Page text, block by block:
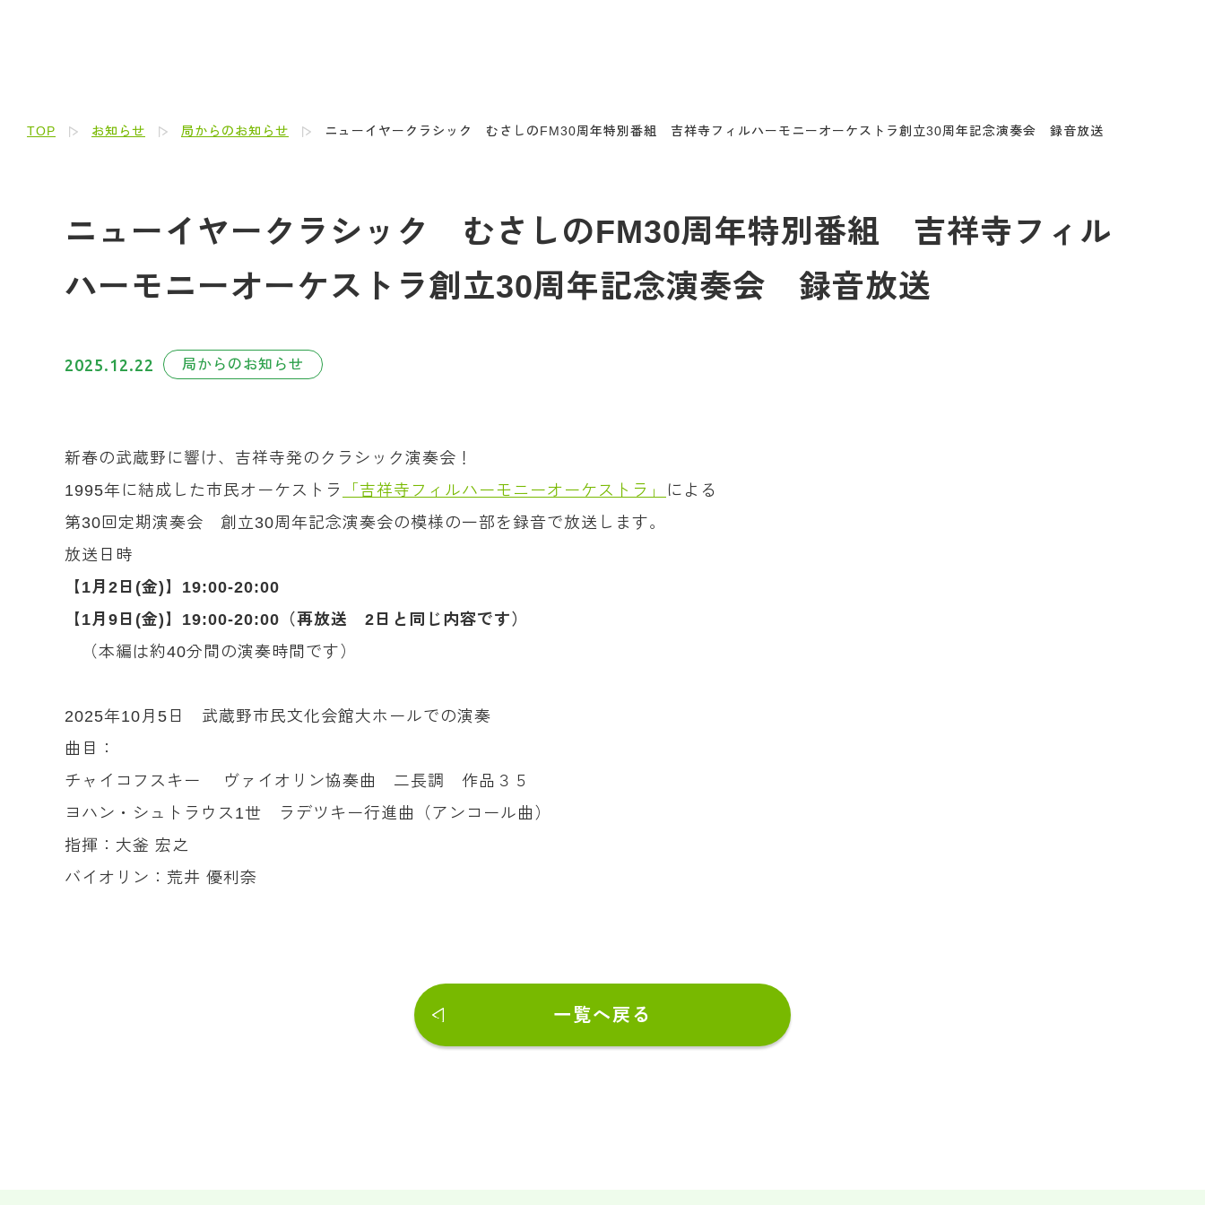
TOP お知らせ 局からのお知らせ ニューイヤークラシック むさしのFM30周年特別番組 吉祥寺フィルハーモニーオーケストラ創立30周年記念演奏会 録音放送
ニューイヤークラシック むさしのFM30周年特別番組 吉祥寺フィル
ハーモニーオーケストラ創立30周年記念演奏会 録音放送
2025.12.22 局からのお知らせ
新春の武蔵野に響け、吉祥寺発のクラシック演奏会！
1995年に結成した市民オーケストラ
「吉祥寺フィルハーモニーオーケストラ」 による
第30回定期演奏会 創立30周年記念演奏会の模様の一部を録音で放送します。
放送日時
【1月2日(金)】19:00-20:00
【1月9日(金)】19:00-20:00（再放送 2日と同じ内容です）
（本編は約40分間の演奏時間です）
2025年10月5日 武蔵野市民文化会館大ホールでの演奏
曲目：
チャイコフスキー ヴァイオリン協奏曲 二長調 作品３５
ヨハン・シュトラウス1世 ラデツキー行進曲（アンコール曲）
指揮：大釜 宏之
バイオリン：荒井 優利奈
一覧へ戻る